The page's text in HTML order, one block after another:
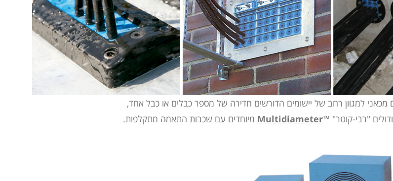
מכאני למגוון רחב של יישומים הדורשים חדירה של מספר כבלים או כבל אחד,
Multidiameter מיוחדים עם שכבות התאמה מתקלפות.